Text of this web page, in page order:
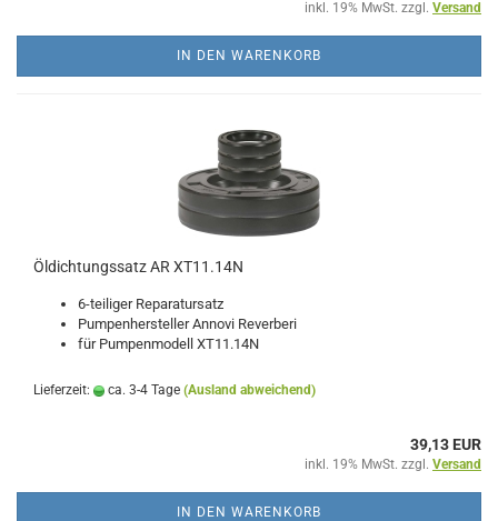
inkl. 19% MwSt. zzgl. Versand
IN DEN WARENKORB
Öldichtungssatz AR XT11.14N
6-teiliger Reparatursatz
Pumpenhersteller Annovi Reverberi
für Pumpenmodell XT11.14N
Lieferzeit: ca. 3-4 Tage (Ausland abweichend)
39,13 EUR
inkl. 19% MwSt. zzgl. Versand
IN DEN WARENKORB